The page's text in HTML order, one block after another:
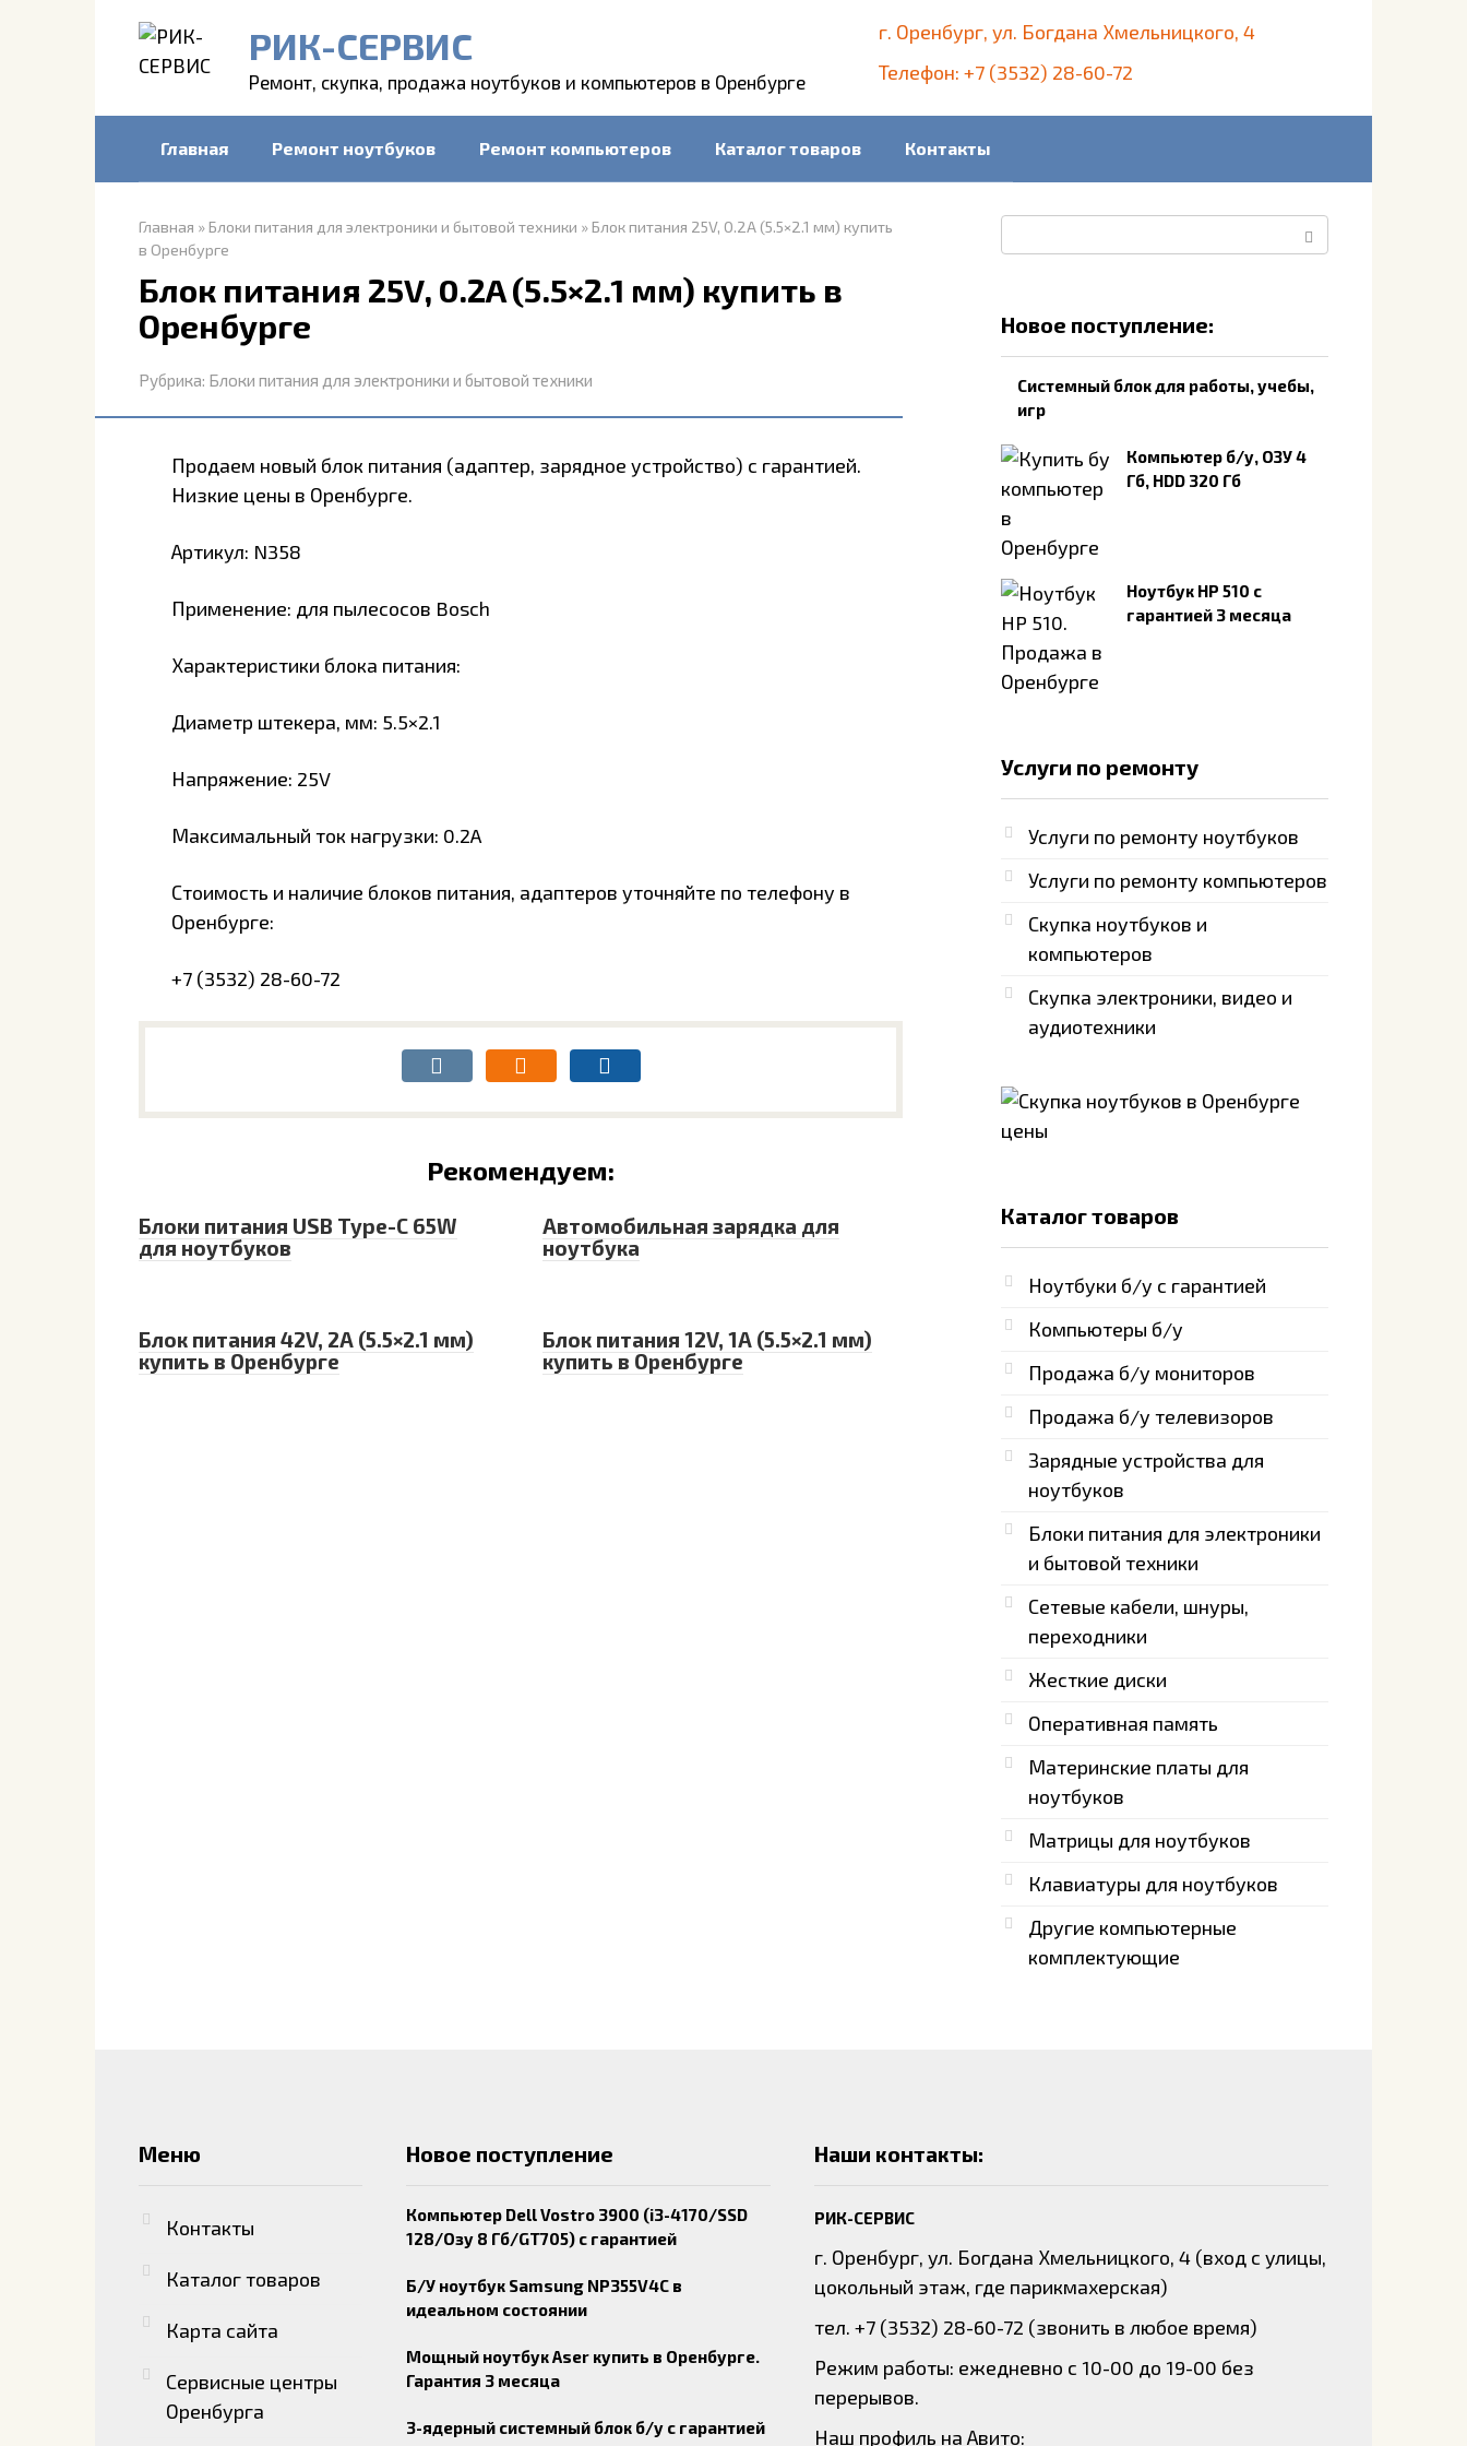
РИК-СЕРВИС
Ремонт, скупка, продажа ноутбуков и компьютеров в Оренбурге
г. Оренбург, ул. Богдана Хмельницкого, 4
Телефон: +7 (3532) 28-60-72
Главная Ремонт ноутбуков Ремонт компьютеров Каталог товаров Контакты
Главная »Блоки питания для электроники и бытовой техники »Блок питания 25V, 0.2A (5.5×2.1 мм) купить
в Оренбурге
Блок питания 25V, 0.2A (5.5×2.1 мм) купить в
Оренбурге
Рубрика: Блоки питания для электроники и бытовой техники
Продаем новый блок питания (адаптер, зарядное устройство) с гарантией.
Низкие цены в Оренбурге.
Артикул: N358
Применение: для пылесосов Bosch
Характеристики блока питания:
Диаметр штекера, мм: 5.5×2.1
Напряжение: 25V
Максимальный ток нагрузки: 0.2A
Стоимость и наличие блоков питания, адаптеров уточняйте по телефону в
Оренбурге:
+7 (3532) 28-60-72
Рекомендуем:
Блоки питания USB Type-C 65W
для ноутбуков
Автомобильная зарядка для
ноутбука
Блок питания 42V, 2A (5.5×2.1 мм)
купить в Оренбурге
Блок питания 12V, 1A (5.5×2.1 мм)
купить в Оренбурге
Новое поступление:
Системный блок для работы, учебы,
игр
Компьютер б/у, ОЗУ 4
Гб, HDD 320 Гб
Ноутбук HP 510 с
гарантией 3 месяца
Услуги по ремонту
Услуги по ремонту ноутбуков
Услуги по ремонту компьютеров
Скупка ноутбуков и
компьютеров
Скупка электроники, видео и
аудиотехники
Каталог товаров
Ноутбуки б/у с гарантией
Компьютеры б/у
Продажа б/у мониторов
Продажа б/у телевизоров
Зарядные устройства для
ноутбуков
Блоки питания для электроники
и бытовой техники
Сетевые кабели, шнуры,
переходники
Жесткие диски
Оперативная память
Материнские платы для
ноутбуков
Матрицы для ноутбуков
Клавиатуры для ноутбуков
Другие компьютерные
комплектующие
Меню
Контакты
Каталог товаров
Карта сайта
Сервисные центры
Оренбурга
Новое поступление
Компьютер Dell Vostro 3900 (i3-4170/SSD
128/Озу 8 Гб/GT705) с гарантией
Б/У ноутбук Samsung NP355V4C в
идеальном состоянии
Мощный ноутбук Aser купить в Оренбурге.
Гарантия 3 месяца
3-ядерный системный блок б/у с гарантией
Наши контакты:
РИК-СЕРВИС
г. Оренбург, ул. Богдана Хмельницкого, 4 (вход с улицы,
цокольный этаж, где парикмахерская)
тел. +7 (3532) 28-60-72 (звонить в любое время)
Режим работы: ежедневно с 10-00 до 19-00 без
перерывов.
Наш профиль на Авито: